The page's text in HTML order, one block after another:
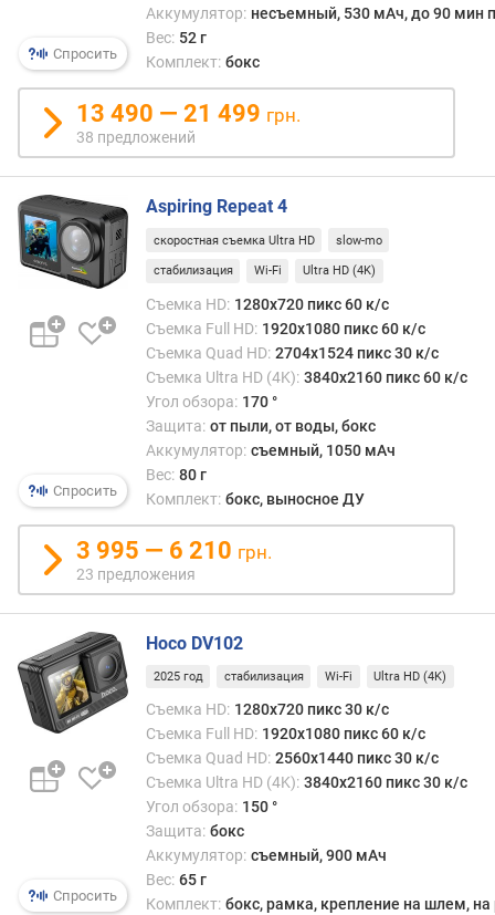
л
ь
ф
р
о
н
т
а
л
ь
о
г
л
е
я
(
"
)
т
и
п
ф
р
о
н
н
Спросить
Аккумулятор: несъемный, 530 мАч, до 90 мин
Вес: 52 г
Комплект: бокс
13 490 — 21 499 грн.
38 предложений
Спросить
Aspiring Repeat 4
скоростная съемка Ultra HD slow-mo
стабилизация Wi-Fi Ultra HD (4K)
Съемка HD: 1280x720 пикс 60 к/с
Съемка Full HD: 1920x1080 пикс 60 к/с
Съемка Quad HD: 2704x1524 пикс 30 к/с
Съемка Ultra HD (4K): 3840x2160 пикс 60 к/с
Угол обзора: 170 °
Защита: от пыли, от воды, бокс
Аккумулятор: съемный, 1050 мАч
Вес: 80 г
Комплект: бокс, выносное ДУ
3 995 — 6 210 грн.
23 предложения
Спросить
Hoco DV102
2025 год стабилизация Wi-Fi Ultra HD (4K)
Съемка HD: 1280x720 пикс 30 к/с
Съемка Full HD: 1920x1080 пикс 60 к/с
Съемка Quad HD: 2560x1440 пикс 30 к/с
Съемка Ultra HD (4K): 3840x2160 пикс 30 к/с
Угол обзора: 150 °
Защита: бокс
Аккумулятор: съемный, 900 мАч
Вес: 65 г
Комплект: бокс, рамка, крепление на шлем, на